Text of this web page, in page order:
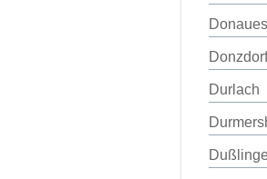
Durlach